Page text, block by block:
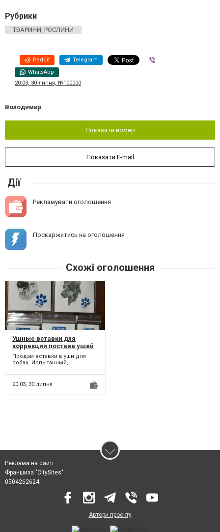
Рубрики
ТВАРИНИ, РОСЛИНИ
Reddit Telegram
WhatsApp
20:03, 30 липня, №100000
Володимир
Показати номер
Показати E-mail
Дії
Рекламувати оголошення
Поскаржитись на оголошення
Схожі оголошення
Ушные вставки для
коррекции постава ушей
у собак
Продам вставки в уши для
собак. Испытанный,
постановке ушей. Рассчитаны
для по...
20:03, 30 липня
Реклама на сайті
Франшиза "CitySites"
0504262624
Автори проєкту